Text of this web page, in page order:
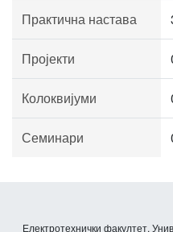
Практична настава
Пројекти
Колоквијуми
Семинари
Електротехнички факултет,